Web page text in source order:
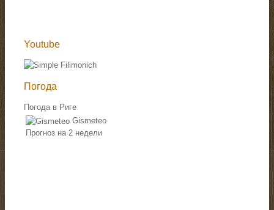
Youtube
Погода
Погода в Риге
Gismeteo
Прогноз на 2 недели